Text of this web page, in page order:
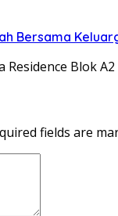
Bersama
Blok
fields are